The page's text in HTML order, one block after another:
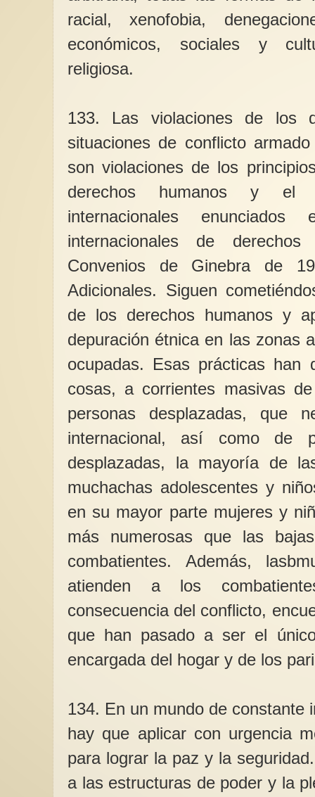
racial, xenofobia,
económicos, sociales y
religiosa.
133. Las violaciones de los
situaciones de conflicto
son violaciones de los
derechos humanos y el
internacionales
internacionales de
Convenios de Ginebra de
Adicionales. Siguen
de los derechos humanos y
depuración étnica en las zonas
ocupadas. Esas prácticas han
cosas, a corrientes masivas
personas desplazadas, que
internacional, así como de
desplazadas, la mayoría de
muchachas adolescentes y
en su mayor parte mujeres y
más numerosas que las
combatientes. Además,
atienden a los
consecuencia del conflicto,
que han pasado a ser el
encargada del hogar y de los
134. En un mundo de constante
hay que aplicar con urgencia
para lograr la paz y la
a las estructuras de poder y la